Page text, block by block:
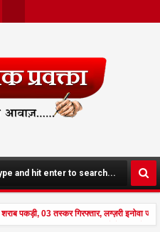
Boo
K
पकड़ी, 03 तस्कर गिरफ्तार, लग्ज़री इनोवा
रक्तरंजित शव, पत्नी गंभीर घायल में मेडिकल रेफर